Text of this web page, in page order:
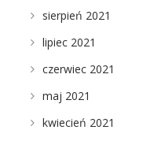
sierpień 2021
lipiec 2021
czerwiec 2021
maj 2021
kwiecień 2021